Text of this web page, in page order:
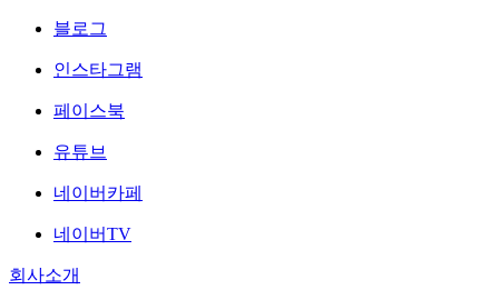
블로그
인스타그램
페이스북
유튜브
네이버카페
네이버TV
회사소개